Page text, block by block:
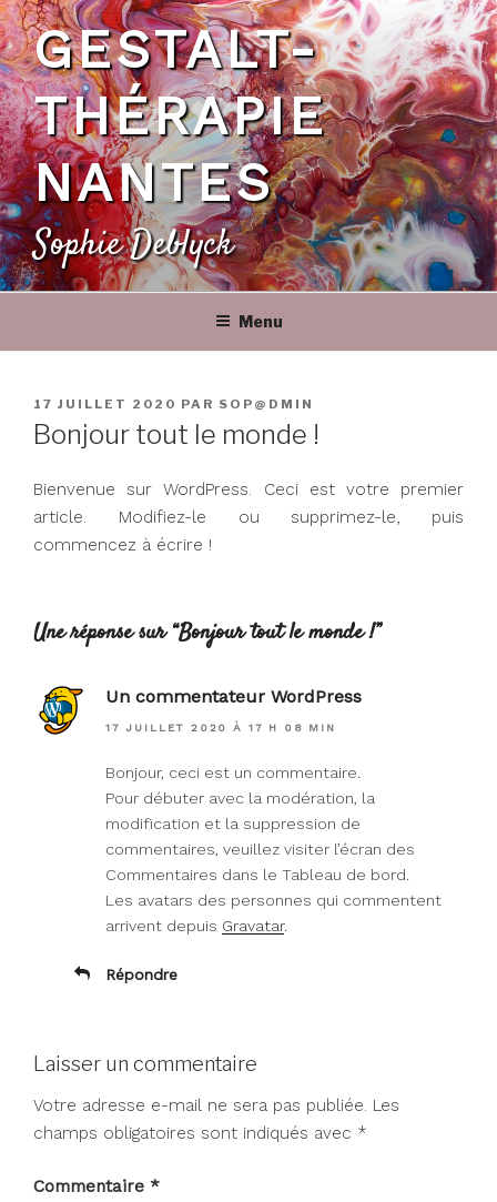
Aller
au
contenu
principal
GESTALT-
THÉRAPIE
NANTES
Sophie Deblyck
Menu
PUBLIÉ
LE
17 JUILLET 2020 PAR SOP@DMIN
Bonjour tout le monde !
Bienvenue sur WordPress. Ceci est votre premier
article. Modifiez-le ou supprimez-le, puis
commencez à écrire !
Une réponse sur “Bonjour tout le monde !”
Un commentateur WordPress
17 JUILLET 2020 À 17 H 08 MIN
Bonjour, ceci est un commentaire.
Pour débuter avec la modération, la
modification et la suppression de
commentaires, veuillez visiter l’écran des
Commentaires dans le Tableau de bord.
Les avatars des personnes qui commentent
arrivent depuis Gravatar.
Répondre
Laisser un commentaire
Votre adresse e-mail ne sera pas publiée. Les
champs obligatoires sont indiqués avec *
Commentaire *